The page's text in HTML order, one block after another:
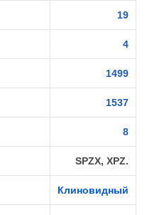
19
4
1499
1537
8
SPZX, XPZ.
Клиновидный